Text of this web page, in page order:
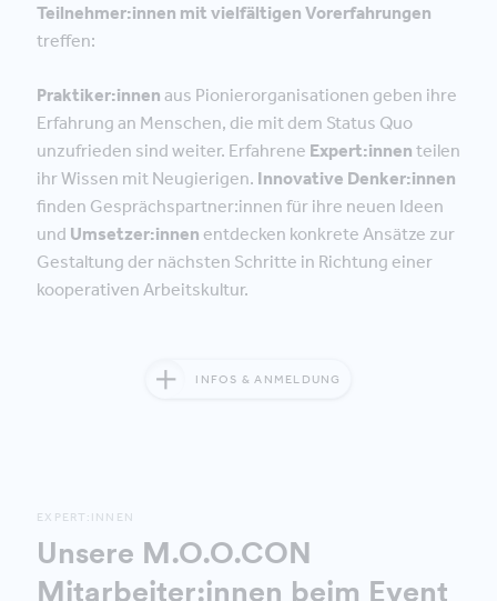
Teilnehmer:innen mit vielfältigen Vorerfahrungen
treffen:
Praktiker:­innen aus Pionier­organi­sationen geben ihre
Erfahrung an Menschen, die mit dem Status Quo
unzufrieden sind weiter. Erfahrene Expert:innen teilen
ihr Wissen mit Neugierigen. Innovative Denker:innen
finden Gesprächspartner:innen für ihre neuen Ideen
und Umsetzer:innen entdecken konkrete Ansätze zur
Gestaltung der nächsten Schritte in Richtung einer
kooperativen Arbeitskultur.
INFOS & ANMELDUNG
EXPERT:INNEN
Unsere M.O.O.CON
Mitarbeiter:innen beim Event